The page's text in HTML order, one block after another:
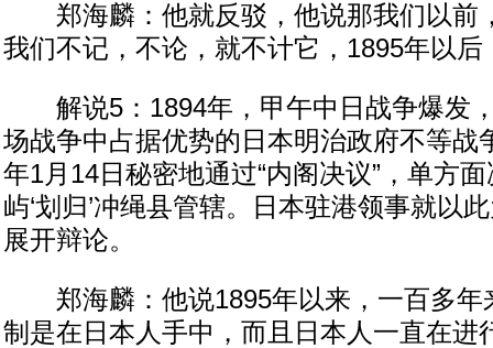
郑海麟：他就反驳，他说那我们以前
我们不记，不论，就不计它，1895年以后
解说5：1894年，甲午中日战争爆发
场战争中占据优势的日本明治政府不等战
年1月14日秘密地通过“内阁决议”，单方
屿‘划归’冲绳县管辖。日本驻港领事就以
展开辩论。
郑海麟：他说1895年以来，一百多年
制是在日本人手中，而且日本人一直在进